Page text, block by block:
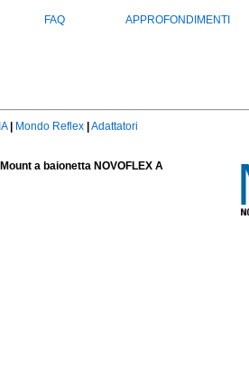
FAQ APPROFONDIMENTI
Mondo Reflex Adattatori
a baionetta NOVOFLEX A